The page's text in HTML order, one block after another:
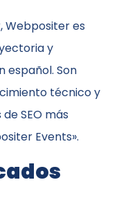
Webpositer es
y
español. Son
técnico y
SEO más
Events».